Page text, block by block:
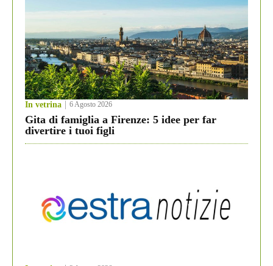
In vetrina 6 Agosto 2026
Gita di famiglia a Firenze: 5 idee per far
divertire i tuoi figli